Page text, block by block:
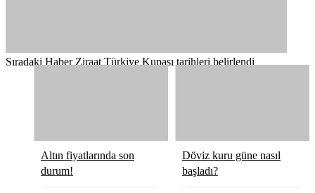
Sıradaki Haber Ziraat Türkiye Kupası tarihleri belirlendi
Altın fiyatlarında son
durum!
Döviz kuru güne nasıl
başladı?